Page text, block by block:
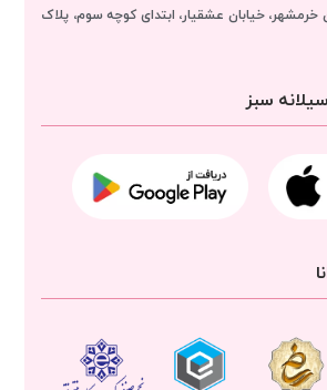
خیابان عشقیار، ابتدای کوچه سوم، پلاک
سبز